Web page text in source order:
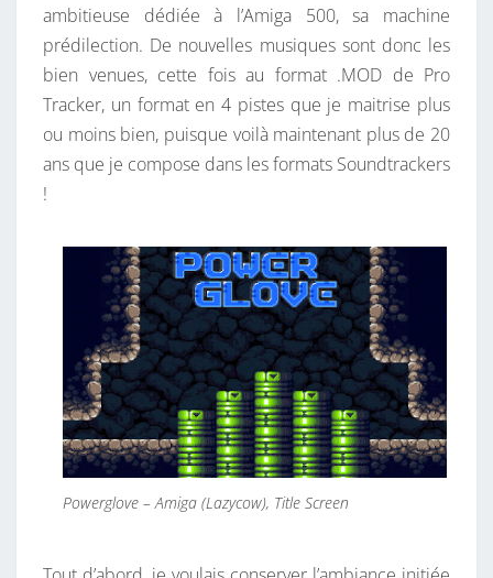
ambitieuse dédiée à l’Amiga 500, sa machine
prédilection. De nouvelles musiques sont donc les
bien venues, cette fois au format .MOD de Pro
Tracker, un format en 4 pistes que je maitrise plus
ou moins bien, puisque voilà maintenant plus de 20
ans que je compose dans les formats Soundtrackers
!
Powerglove – Amiga (Lazycow), Title Screen